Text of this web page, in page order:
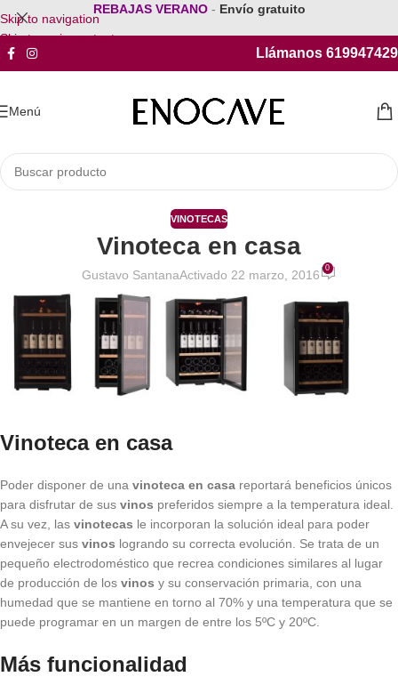
Skip to navigation
Skip to main content
REBAJAS VERANO - Envío gratuito
Llámanos 619947429
Menú
VINOTECAS
Vinoteca en casa
Gustavo SantanaActivado 22 marzo, 2016 0
Vinoteca en casa
Poder disponer de una vinoteca en casa reportará beneficios únicos
para disfrutar de sus vinos preferidos siempre a la temperatura ideal.
A su vez, las vinotecas le incorporan la solución ideal para poder
envejecer sus vinos logrando su correcta evolución. Se trata de un
pequeño electrodoméstico que recrea condiciones similares al lugar
de producción de los vinos y su conservación primaria, con una
humedad que se mantiene en torno al 70% y una temperatura que se
puede programar en un margen de entre los 5ºC y 20ºC.
Más funcionalidad